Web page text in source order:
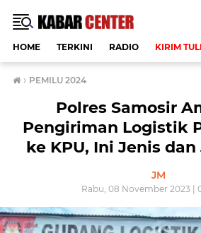
HOME TERKINI RADIO KIRIM
› PEMILU 2024
Polres Samosir
Pengiriman Logistik
ke KPU, Ini Jenis
JM
Rabu, 08 November 2023 |